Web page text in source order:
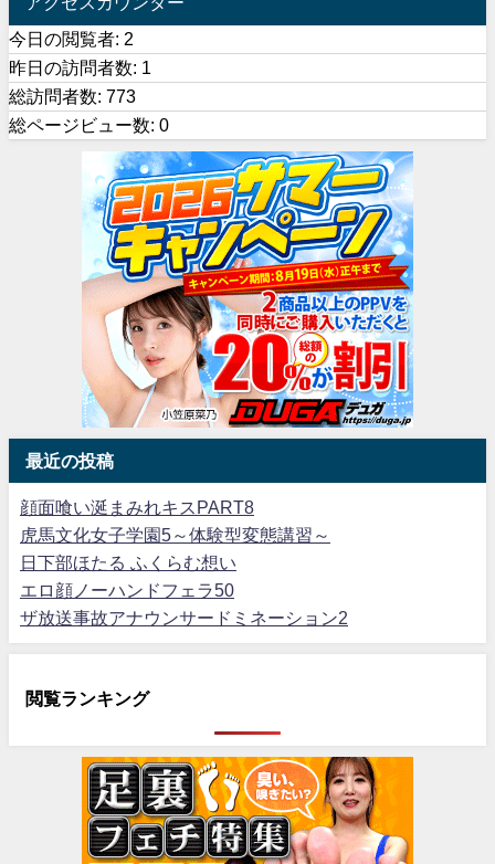
今日の閲覧者: 2
昨日の訪問者数: 1
総訪問者数: 773
総ページビュー数: 0
最近の投稿
顔面喰い涎まみれキスPART8
虎馬文化女子学園5～体験型変態講習～
日下部ほたる ふくらむ想い
エロ顔ノーハンドフェラ50
ザ放送事故アナウンサードミネーション2
閲覧ランキング